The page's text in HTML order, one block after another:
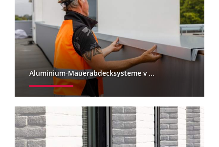
Aluminium-Mauerabdecksysteme v ...